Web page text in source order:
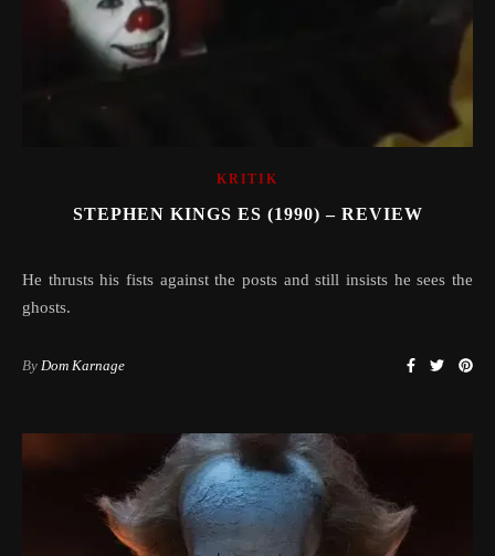
KRITIK
STEPHEN KINGS ES (1990) – REVIEW
He thrusts his fists against the posts and still insists he sees the
ghosts.
By Dom Karnage